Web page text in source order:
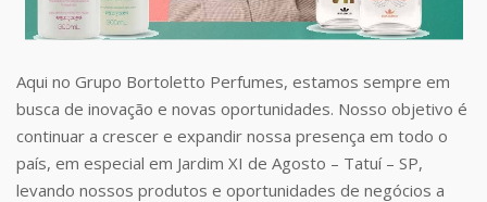
Aqui no Grupo Bortoletto Perfumes, estamos sempre em
busca de inovação e novas oportunidades. Nosso objetivo é
continuar a crescer e expandir nossa presença em todo o
país, em especial em Jardim XI de Agosto – Tatuí – SP,
levando nossos produtos e oportunidades de negócios a